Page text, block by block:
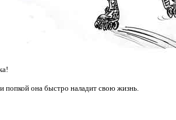
попкой она быстро наладит свою жизнь.